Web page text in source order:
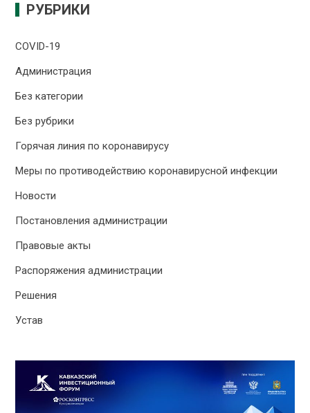
РУБРИКИ
COVID-19
Администрация
Без категории
Без рубрики
Горячая линия по коронавирусу
Меры по противодействию коронавирусной инфекции
Новости
Постановления администрации
Правовые акты
Распоряжения администрации
Решения
Устав